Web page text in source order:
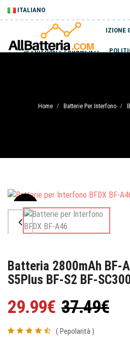
ITALIANO
SPEDIZIONI E PAGAMENTI
Home / Batterie Per Interfono /
Sale
Batteria 2800mAh BF-
S5Plus BF-S2 BF-
29.99€ 37.49€
( Pepolarità )